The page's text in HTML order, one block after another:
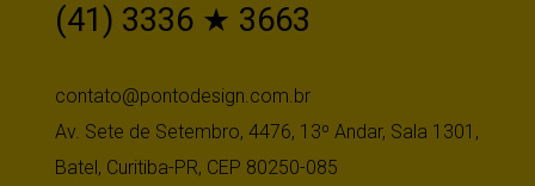
(41) 3336 ★ 3663
contato@pontodesign.com.br
Av. Sete de Setembro, 4476, 13º Andar, Sala 1301,
Batel, Curitiba-PR, CEP 80250-085